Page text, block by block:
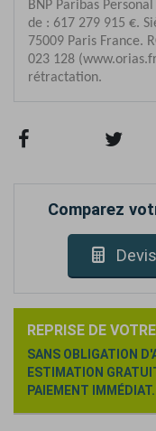
Comparez
REPRISE DE
SANS OBLIGATION
ESTIMATION
PAIEMENT IMMÉDIAT.